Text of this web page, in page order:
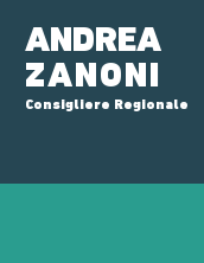
ANDREA
ZANONI
Consigliere Regionale